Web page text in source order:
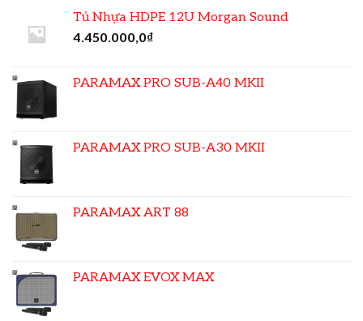
Tủ Nhựa HDPE 12U Morgan Sound
4.450.000,0₫
PARAMAX PRO SUB-A40 MKII
PARAMAX PRO SUB-A30 MKII
PARAMAX ART 88
PARAMAX EVOX MAX